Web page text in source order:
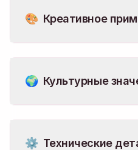
🎨 Креативное
🌍 Культурные
⚙️ Технические